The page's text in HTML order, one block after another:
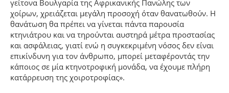
γείτονα Βουλγαρία της Αφρικανικής Πανώλης των
χοίρων, χρειάζεται μεγάλη προσοχή όταν θανατωθούν. Η
θανάτωση θα πρέπει να γίνεται πάντα παρουσία
κτηνιάτρου και να τηρούνται αυστηρά μέτρα προστασίας
και ασφάλειας, γιατί ενώ η συγκεκριμένη νόσος δεν είναι
επικίνδυνη για τον άνθρωπο, μπορεί μεταφέροντάς την
κάποιος σε μία κτηνοτροφική μονάδα, να έχουμε πλήρη
κατάρρευση της χοιροτροφίας».